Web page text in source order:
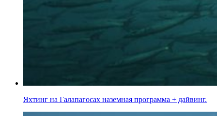
Яхтинг на Галапагосах наземная программа + дайвинг.